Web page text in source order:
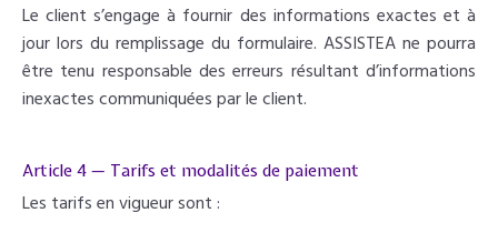
Le client s’engage à fournir des informations exactes et à
jour lors du remplissage du formulaire. ASSISTEA ne pourra
être tenu responsable des erreurs résultant d’informations
inexactes communiquées par le client.
Article 4 — Tarifs et modalités de paiement
Les tarifs en vigueur sont :